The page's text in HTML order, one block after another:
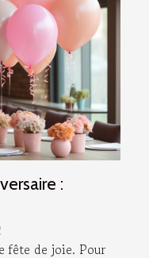
:
fête de joie. Pour